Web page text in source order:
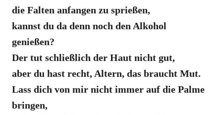
die Falten anfangen zu sprießen,
kannst du da denn noch den Alkohol
genießen?
Der tut schließlich der Haut nicht gut,
aber du hast recht, Altern, das braucht Mut.
Lass dich von mir nicht immer auf die Palme
bringen,